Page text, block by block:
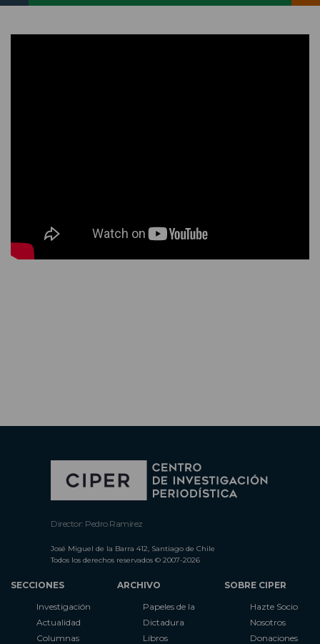
Director: Pedro Ramírez
José Miguel de la Barra 412, Santiago de Chile
Todos los derechos reservados © 2007-2026
SECCIONES
Investigación
Actualidad
Columnas
ARCHIVO
Papeles de la
Dictadura
Libros
SOBRE CIPER
Hazte Socio
Nosotros
Donaciones